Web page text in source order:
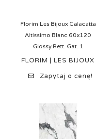
Florim Les Bijoux Calacatta
Altissimo Blanc 60x120
Glossy Rett. Gat. 1
FLORIM | LES BIJOUX
Zapytaj o cenę!